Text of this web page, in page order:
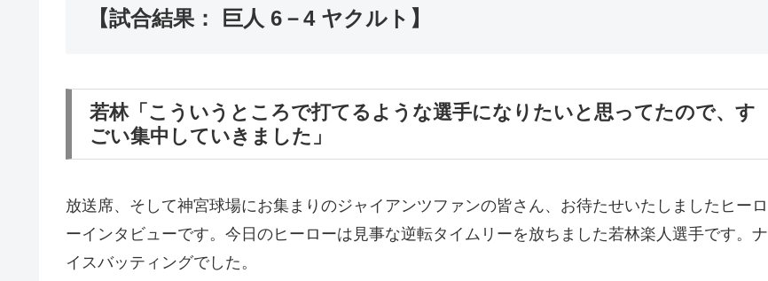
【試合結果： 巨人 6－4 ヤクルト】
若林「こういうところで打てるような選手になりたいと思ってたので、す
ごい集中していきました」
放送席、そして神宮球場にお集まりのジャイアンツファンの皆さん、お待たせいたしましたヒーロ
ーインタビューです。今日のヒーローは見事な逆転タイムリーを放ちました若林楽人選手です。ナ
イスバッティングでした。